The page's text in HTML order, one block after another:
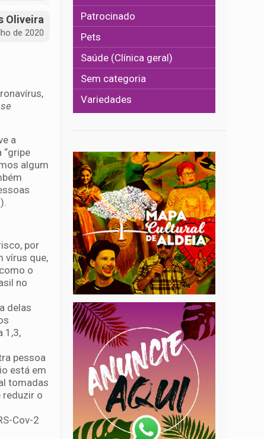
Oliveira
de 2020
a
“gripe
algum
por
vírus que,
o
no
delas
1,3,
pessoa
está em
tomadas
reduzir o
Cov-2
Patrocinado
Pets
Saúde (Clínica geral)
Sem categoria
Variedades